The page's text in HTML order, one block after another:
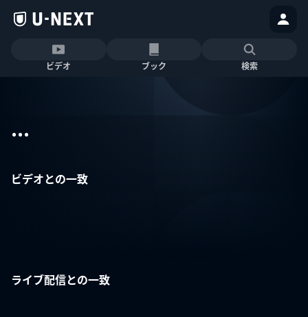
ビデオ ブック 検索
...
ビデオとの一致
ライブ配信との一致